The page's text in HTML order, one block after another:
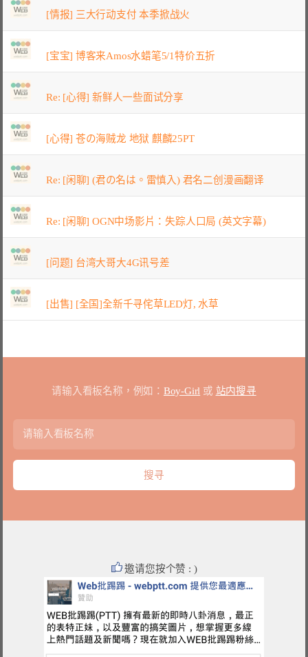
[情报] 三大行动支付 本季掀战火
[宝宝] 博客来Amos水蜡笔5/1特价五折
Re: [心得] 新鲜人一些面试分享
[心得] 苍の海贼龙 地狱 麒麟25PT
Re: [闲聊] (君の名は。雷慎入) 君名二创漫画翻译
Re: [闲聊] OGN中场影片：失踪人口局 (英文字幕)
[问题] 台湾大哥大4G讯号差
[出售] [全国]全新千寻侘草LED灯, 水草
请输入看板名称，例如： Boy-Girl 或 站内搜寻
邀请您按个赞 : )